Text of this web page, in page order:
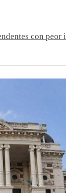
con peor